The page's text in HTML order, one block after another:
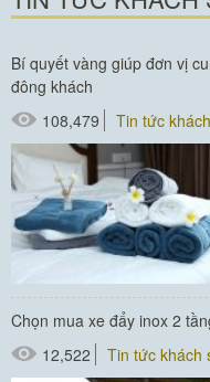
Bí quyết vàng giúp đơn vị
đông khách
108,479
Tin tức
Chọn mua xe đẩy inox 2
12,522
Tin tức khách